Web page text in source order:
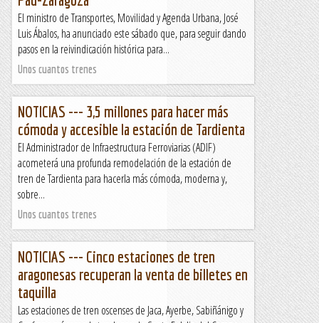
El ministro de Transportes, Movilidad y Agenda Urbana, José
Luis Ábalos, ha anunciado este sábado que, para seguir dando
pasos en la reivindicación histórica para...
Unos cuantos trenes
NOTICIAS --- 3,5 millones para hacer más
cómoda y accesible la estación de Tardienta
El Administrador de Infraestructura Ferroviarias (ADIF)
acometerá una profunda remodelación de la estación de
tren de Tardienta para hacerla más cómoda, moderna y,
sobre...
Unos cuantos trenes
NOTICIAS --- Cinco estaciones de tren
aragonesas recuperan la venta de billetes en
taquilla
Las estaciones de tren oscenses de Jaca, Ayerbe, Sabiñánigo y